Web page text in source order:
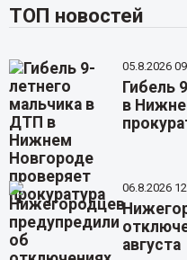
ТОП новостей
05.8.2026
Гибель
в
06.8.2026
августа